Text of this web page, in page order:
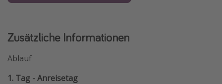
Zusätzliche Informationen
Ablauf
1. Tag - Anreisetag